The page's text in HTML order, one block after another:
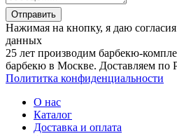
Отправить
Нажимая на кнопку, я даю
данных
25 лет производим барбекю-
барбекю в Москве. Доставляем по
Полититка конфиденциальности
О нас
Каталог
Доставка и оплата